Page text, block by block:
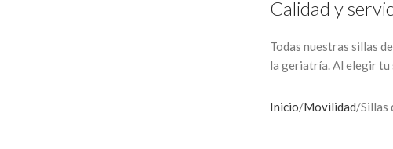
Calidad y
Todas nuestras sillas
la geriatría. Al elegir tu
Inicio Movilidad Sillas